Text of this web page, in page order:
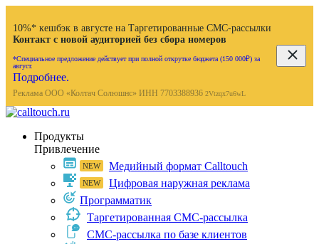
10%* кешбэк в августе на Таргетированные СМС-рассылки
Контакт с новой аудиторией без сбора номеров
*Специальное предложение действует при полной открутке бюджета (150 000₽) за
август.
Подробнее.
Реклама ООО «Колтач Солюшнс» ИНН 7703388936 2Vtzqx7u6wL
Продукты
Привлечение
Медийный формат Calltouch
Цифровая наружная реклама
Программатик
Таргетированная СМС-рассылка
СМС-рассылка по базе клиентов